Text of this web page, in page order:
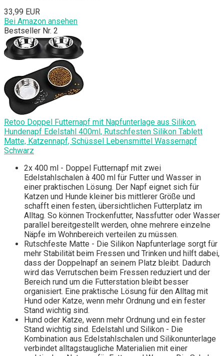
33,99 EUR
Bei Amazon ansehen
Bestseller Nr. 2
Retoo Doppel Futternapf mit Napfunterlage aus Silikon,
Hundenapf Edelstahl 400ml, Rutschfesten Silikon Tablett
Matte, Katzennapf, Schüssel Lebensmittel Wassernapf
Schwarz
2x 400 ml - Doppel Futternapf mit zwei
Edelstahlschalen à 400 ml für Futter und Wasser in
einer praktischen Lösung. Der Napf eignet sich für
Katzen und Hunde kleiner bis mittlerer Größe und
schafft einen festen, übersichtlichen Futterplatz im
Alltag. So können Trockenfutter, Nassfutter oder Wasser
parallel bereitgestellt werden, ohne mehrere einzelne
Näpfe im Wohnbereich verteilen zu müssen.
Rutschfeste Matte - Die Silikon Napfunterlage sorgt für
mehr Stabilität beim Fressen und Trinken und hilft dabei,
dass der Doppelnapf an seinem Platz bleibt. Dadurch
wird das Verrutschen beim Fressen reduziert und der
Bereich rund um die Futterstation bleibt besser
organisiert. Eine praktische Lösung für den Alltag mit
Hund oder Katze, wenn mehr Ordnung und ein fester
Stand wichtig sind.
Hund oder Katze, wenn mehr Ordnung und ein fester
Stand wichtig sind. Edelstahl und Silikon - Die
Kombination aus Edelstahlschalen und Silikonunterlage
verbindet alltagstaugliche Materialien mit einer